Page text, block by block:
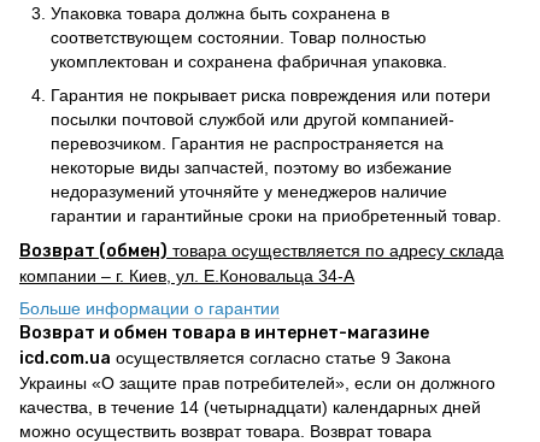
Упаковка товара должна быть сохранена в
соответствующем состоянии. Товар полностью
укомплектован и сохранена фабричная упаковка.
Гарантия не покрывает риска повреждения или потери
посылки почтовой службой или другой компанией-
перевозчиком. Гарантия не распространяется на
некоторые виды запчастей, поэтому во избежание
недоразумений уточняйте у менеджеров наличие
гарантии и гарантийные сроки на приобретенный товар.
Возврат (обмен) товара осуществляется по адресу склада
компании – г. Киев, ул. Е.Коновальца 34-А
Больше информации о гарантии
Возврат и обмен товара в интернет-магазине
icd.com.ua осуществляется согласно статье 9 Закона
Украины «О защите прав потребителей», если он должного
качества, в течение 14 (четырнадцати) календарных дней
можно осуществить возврат товара. Возврат товара